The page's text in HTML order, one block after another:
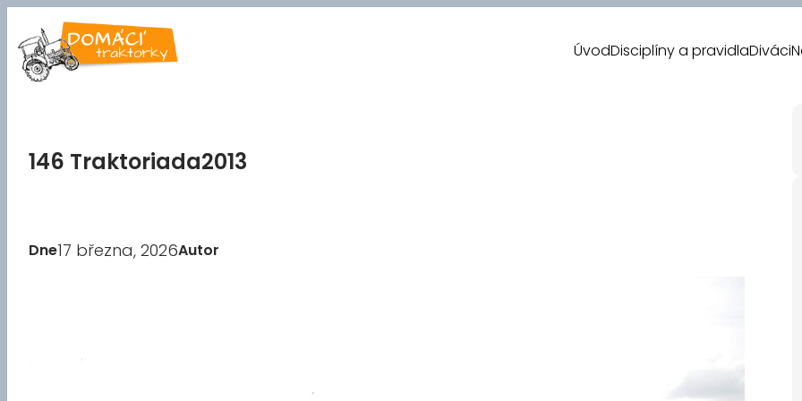
Přeskočit
na
obsah
ÚvodDisciplíny a pravidlaDiváci
146 Traktoriada2013
Dne17 března, 2026Autor